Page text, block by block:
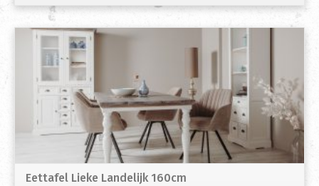
Eettafel Lieke Landelijk 160cm